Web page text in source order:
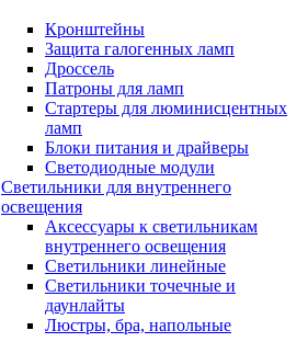
Кронштейны
Защита галогенных ламп
Дроссель
Патроны для ламп
Стартеры для люминисцентных
ламп
Блоки питания и драйверы
Светодиодные модули
Светильники для внутреннего
освещения
Аксессуары к светильникам
внутреннего освещения
Светильники линейные
Светильники точечные и
даунлайты
Люстры, бра, напольные